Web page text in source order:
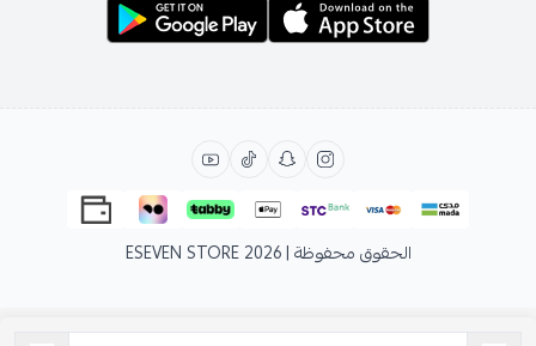
الحقوق محفوظة | 2026 ESEVEN STORE